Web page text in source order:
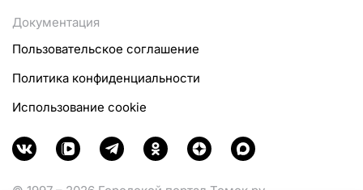
Документация
Пользовательское соглашение
Политика конфиденциальности
Использование cookie